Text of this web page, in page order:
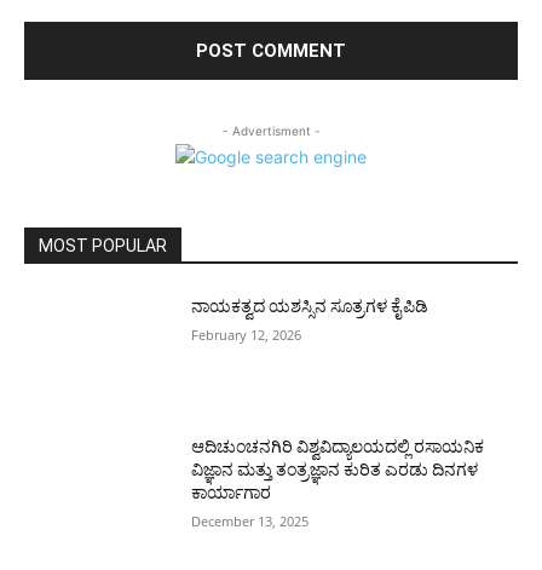
- Advertisment -
MOST POPULAR
ನಾಯಕತ್ವದ ಯಶಸ್ಸಿನ ಸೂತ್ರಗಳ ಕೈಪಿಡಿ
February 12, 2026
ಆದಿಚುಂಚನಗಿರಿ ವಿಶ್ವವಿದ್ಯಾಲಯದಲ್ಲಿ ರಸಾಯನಿಕ
ವಿಜ್ಞಾನ ಮತ್ತು ತಂತ್ರಜ್ಞಾನ ಕುರಿತ ಎರಡು ದಿನಗಳ
ಕಾರ್ಯಾಗಾರ
December 13, 2025